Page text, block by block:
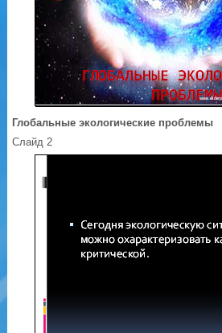
Глобальные экологические проблемы
Слайд 2